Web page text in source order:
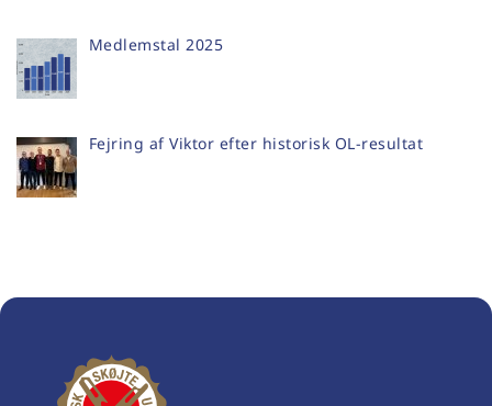
Medlemstal 2025
Fejring af Viktor efter historisk OL-resultat